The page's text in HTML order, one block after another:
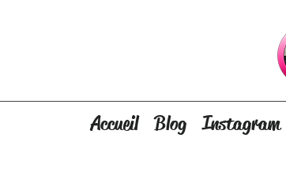
Accueil Blog Instagram